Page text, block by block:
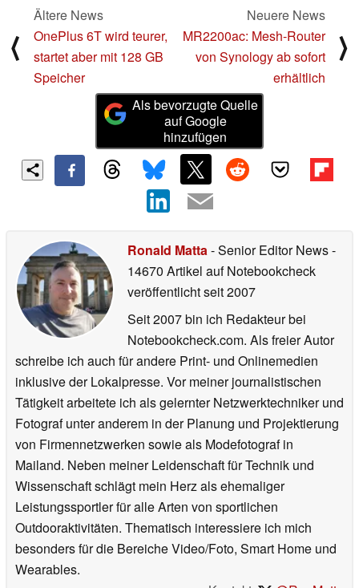
⟨
Ältere News
OnePlus 6T wird teurer,
startet aber mit 128 GB
Speicher
Neuere News
MR2200ac: Mesh-Router
von Synology ab sofort
erhältlich
⟩
Als bevorzugte Quelle
auf Google
hinzufügen
Ronald Matta- Senior Editor News-
14670 Artikel auf Notebookcheck
veröffentlichtseit 2007
Seit 2007 bin ich Redakteur bei
Notebookcheck.com. Als freier Autor
schreibe ich auch für andere Print- und Onlinemedien
inklusive der Lokalpresse. Vor meiner journalistischen
Tätigkeit arbeitete ich als gelernter Netzwerktechniker und
Fotograf unter anderem in der Planung und Projektierung
von Firmennetzwerken sowie als Modefotograf in
Mailand. Neben meiner Leidenschaft für Technik und
Wissenschaft schlägt mein Herz als ehemaliger
Leistungssportler für alle Arten von sportlichen
Outdooraktivitäten. Thematisch interessiere ich mich
besonders für die Bereiche Video/Foto, Smart Home und
Wearables.